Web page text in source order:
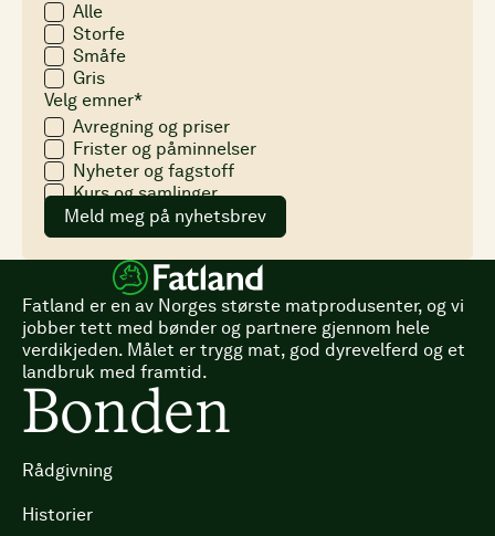
Alle
Storfe
Småfe
Gris
Velg emner*
Avregning og priser
Frister og påminnelser
Nyheter og fagstoff
Kurs og samlinger
Meld meg på nyhetsbrev
Fatland er en av Norges største matprodusenter, og vi
jobber tett med bønder og partnere gjennom hele
verdikjeden. Målet er trygg mat, god dyrevelferd og et
landbruk med framtid.
Bonden
Rådgivning
Historier